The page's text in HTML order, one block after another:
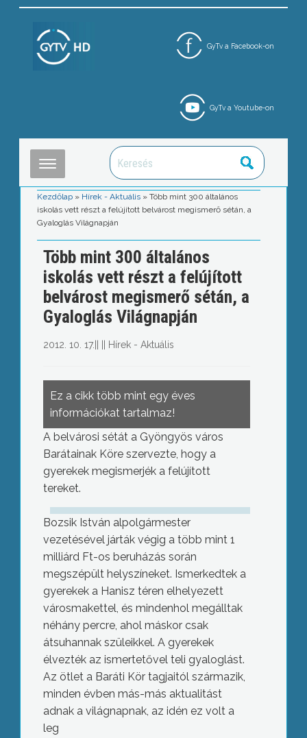
GyTv a Facebook-on
GyTv a Youtube-on
Kezdőlap » Hírek - Aktuális »Több mint 300 általános
iskolás vett részt a felújított belvárost megismerő sétán, a
Gyaloglás Világnapján
Több mint 300 általános
iskolás vett részt a felújított
belvárost megismerő sétán, a
Gyaloglás Világnapján
2012. 10. 17. Hírek - Aktuális
Ez a cikk több mint egy éves
információkat tartalmaz!
A belvárosi sétát a Gyöngyös város
Barátainak Köre szervezte, hogy a
gyerekek megismerjék a felújított
tereket.
Bozsik István alpolgármester
vezetésével járták végig a több mint 1
milliárd Ft-os beruházás során
megszépült helyszíneket. Ismerkedtek a
gyerekek a Hanisz téren elhelyezett
városmakettel, és mindenhol megálltak
néhány percre, ahol máskor csak
átsuhannak szüleikkel. A gyerekek
élvezték az ismertetővel teli gyaloglást.
Az ötlet a Baráti Kör tagjaitól származik,
minden évben más-más aktualitást
adnak a világnapnak, az idén ez volt a
leg